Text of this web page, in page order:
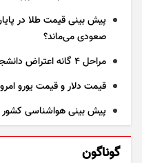
صعودی می‌ماند؟
مراحل ۴ گانه اعتراض دانشجویان به احکام انضباطی
قیمت دلار و قیمت یورو امروز شنبه ۱۰ مرداد
پیش بینی هواشناسی کشور
گوناگون